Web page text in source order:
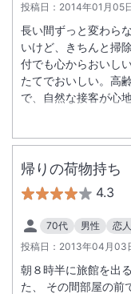
投稿日： 2014年01月05
長い間ずっと変わら
いけど、きちんと掃
付でも心からおいし
たてでおいしい。高
で、自然な接客が心
流行のホテルに比べ
とできている。笑顔
帰りの荷物持ち
4.3
70代 男性
恋
投稿日： 2013年04月03
朝８時半に旅館を出
た、 その間部屋の前